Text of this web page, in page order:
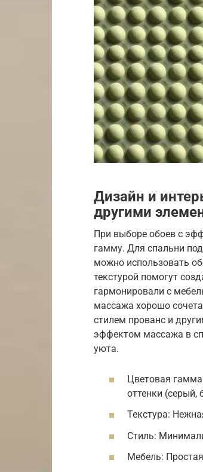
Дизайн и
другими
При выборе обоев с
гамму. Для спальни
можно использовать
текстурой помогут
гармонировали с
массажа хорошо
стилем прованс и
эффектом массажа в
уюта.
Цветовая
оттенки (серый,
Текстура:
Стиль:
Мебель: